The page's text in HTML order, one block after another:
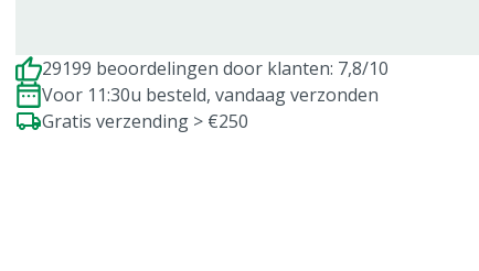
29199 beoordelingen door klanten: 7,8/10
Voor 11:30u besteld, vandaag verzonden
Gratis verzending > €250